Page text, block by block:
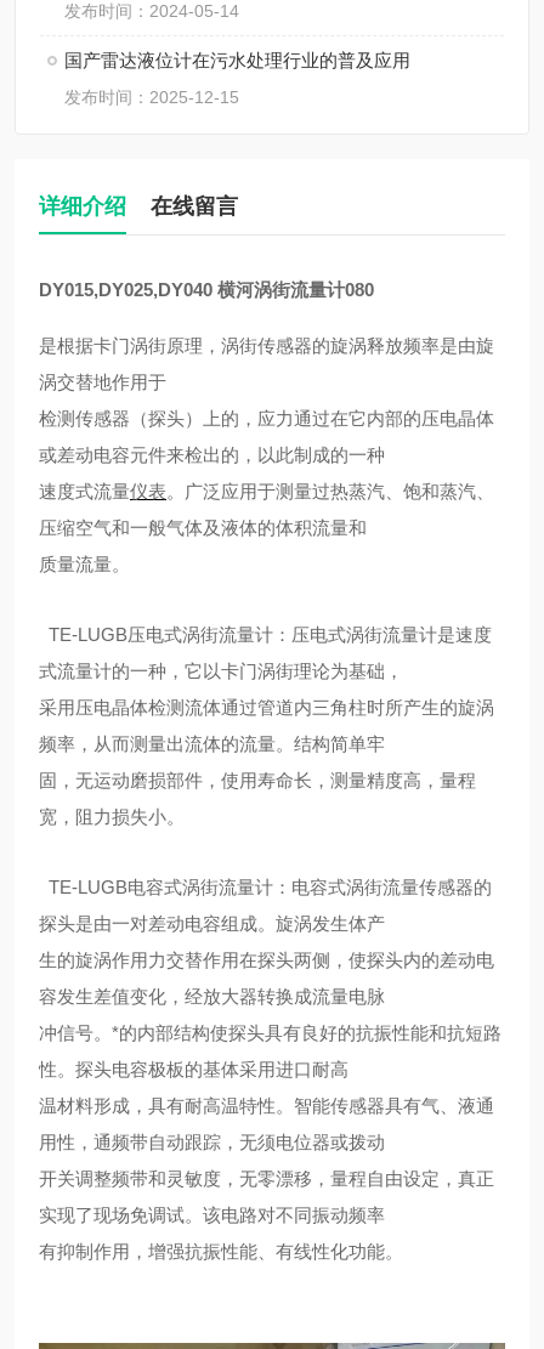
发布时间：2024-05-14
国产雷达液位计在污水处理行业的普及应用
发布时间：2025-12-15
详细介绍 在线留言
DY015,DY025,DY040 横河涡街流量计080
是根据卡门涡街原理，涡街传感器的旋涡释放频率是由旋
涡交替地作用于
检测传感器（探头）上的，应力通过在它内部的压电晶体
或差动电容元件来检出的，以此制成的一种
速度式流量仪表。广泛应用于测量过热蒸汽、饱和蒸汽、
压缩空气和一般气体及液体的体积流量和
质量流量。
TE-LUGB压电式涡街流量计：压电式涡街流量计是速度
式流量计的一种，它以卡门涡街理论为基础，
采用压电晶体检测流体通过管道内三角柱时所产生的旋涡
频率，从而测量出流体的流量。结构简单牢
固，无运动磨损部件，使用寿命长，测量精度高，量程
宽，阻力损失小。
TE-LUGB电容式涡街流量计：电容式涡街流量传感器的
探头是由一对差动电容组成。旋涡发生体产
生的旋涡作用力交替作用在探头两侧，使探头内的差动电
容发生差值变化，经放大器转换成流量电脉
冲信号。*的内部结构使探头具有良好的抗振性能和抗短路
性。探头电容极板的基体采用进口耐高
温材料形成，具有耐高温特性。智能传感器具有气、液通
用性，通频带自动跟踪，无须电位器或拨动
开关调整频带和灵敏度，无零漂移，量程自由设定，真正
实现了现场免调试。该电路对不同振动频率
有抑制作用，增强抗振性能、有线性化功能。